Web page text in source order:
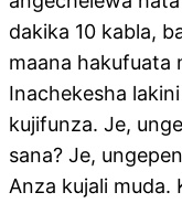
dakika 10 kabla,
maana hakufuata
Inachekesha
kujifunza. Je,
sana? Je,
Anza kujali muda.